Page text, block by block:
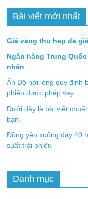
Bài viết mới nhất
Giá vàng thu hẹp đà
Ngân hàng Trung
nhân
Ấn Độ nới lỏng quy định
phiếu được phép vay
Dưới đây là bài viết
bạn.
Đồng yên xuống đáy 40
suất trái phiếu
Danh mục